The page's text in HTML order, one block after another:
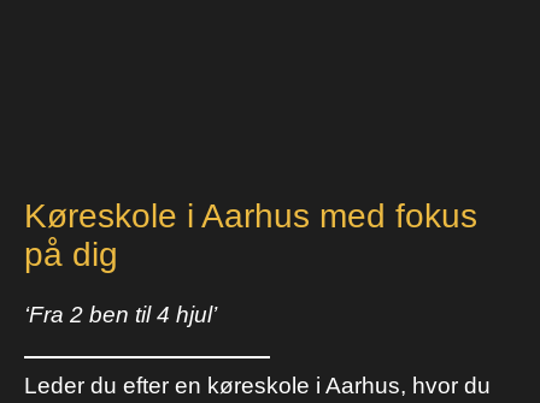
Køreskole i Aarhus med fokus
på dig
‘Fra 2 ben til 4 hjul’
Leder du efter en køreskole i Aarhus, hvor du